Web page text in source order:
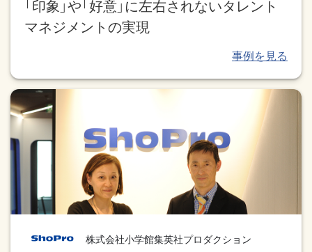
「印象」や「好意」に左右されないタレント
マネジメントの実現
株式会社小学館集英社プロダクション